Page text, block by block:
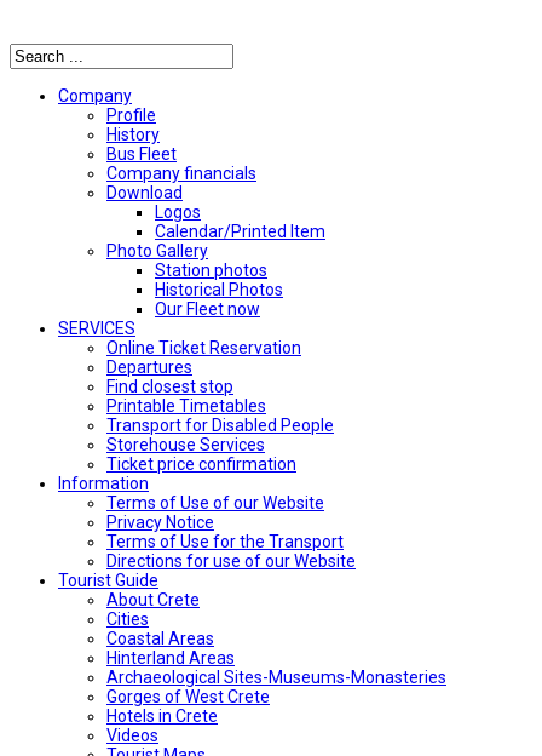
Company
Profile
History
Bus Fleet
Company financials
Download
Logos
Calendar/Printed Item
Photo Gallery
Station photos
Historical Photos
Our Fleet now
SERVICES
Online Ticket Reservation
Departures
Find closest stop
Printable Timetables
Transport for Disabled People
Storehouse Services
Ticket price confirmation
Ιnformation
Terms of Use of our Website
Privacy Notice
Terms of Use for the Transport
Directions for use of our Website
Tourist Guide
About Crete
Cities
Coastal Areas
Hinterland Areas
Archaeological Sites-Museums-Monasteries
Gorges of West Crete
Hotels in Crete
Videos